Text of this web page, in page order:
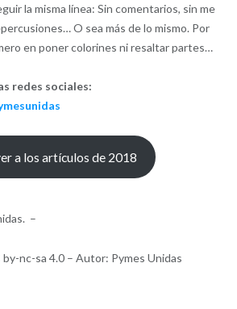
la misma línea: Sin comentarios, sin me
O sea más de lo mismo. Por
en poner colorines ni resaltar partes…
redes sociales:
a los artículos de 2018
–
nc-sa 4.0 – Autor: Pymes Unidas